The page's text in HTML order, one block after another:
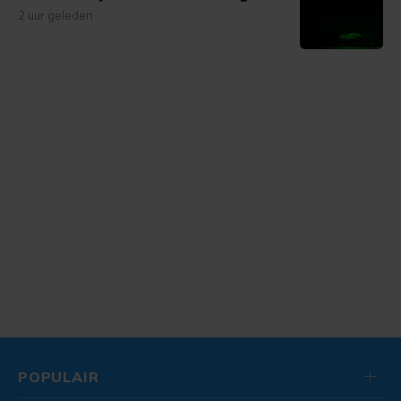
2 uur geleden
POPULAIR